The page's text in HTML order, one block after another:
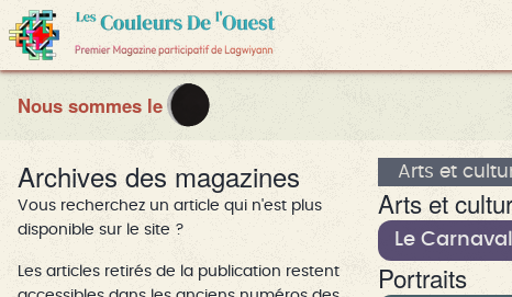
Nous sommes le
Archives des magazines
Vous recherchez un article qui n'est plus
disponible sur le site ?
Les articles retirés de la publication restent
Arts et
Arts et
Le
Portraits